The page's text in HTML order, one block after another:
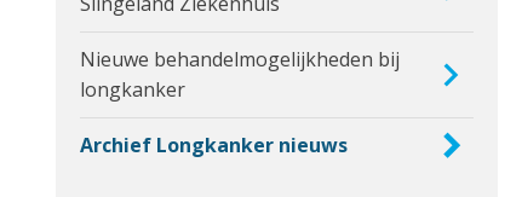
Nieuwe behandelmogelijkheden bij
longkanker
Archief Longkanker nieuws